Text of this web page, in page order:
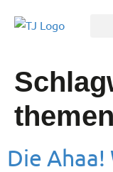
Die Ahaa!